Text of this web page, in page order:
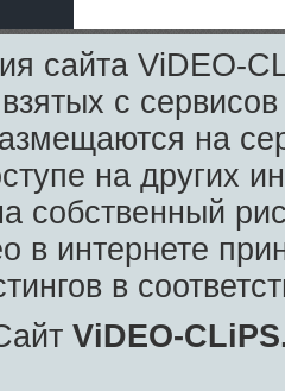
сайта ViDEO-
с
на
на других
собственный
в интернете
в
ViDEO-